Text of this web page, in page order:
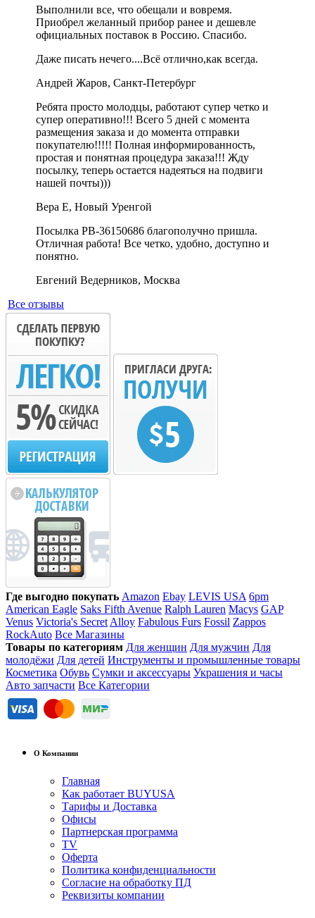
Выполнили все, что обещали и вовремя.
Приобрел желанный прибор ранее и дешевле
официальных поставок в Россию. Спасибо.
Даже писать нечего....Всё отлично,как всегда.
Андрей Жаров, Санкт-Петербург
Ребята просто молодцы, работают супер четко и
супер оперативно!!! Всего 5 дней с момента
размещения заказа и до момента отправки
покупателю!!!!! Полная информированность,
простая и понятная процедура заказа!!! Жду
посылку, теперь остается надеяться на подвиги
нашей почты)))
Вера Е, Новый Уренгой
Посылка PB-36150686 благополучно пришла.
Отличная работа! Все четко, удобно, доступно и
понятно.
Евгений Ведерников, Москва
Все отзывы
Где выгодно покупать Amazon Ebay LEVIS USA 6pm
American Eagle Saks Fifth Avenue Ralph Lauren Macys GAP
Venus Victoria's Secret Alloy Fabulous Furs Fossil Zappos
RockAuto Все Магазины
Товары по категориям Для женщин Для мужчин Для
молодёжи Для детей Инструменты и промышленные товары
Косметика Обувь Сумки и аксессуары Украшения и часы
Авто запчасти Все Категории
О Компании
Главная
Как работает BUYUSA
Тарифы и Доставка
Офисы
Партнерская программа
TV
Оферта
Политика конфиденциальности
Согласие на обработку ПД
Реквизиты компании